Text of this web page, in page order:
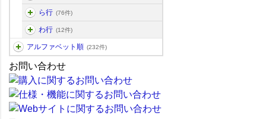
ら行 (76件)
わ行 (12件)
アルファベット順 (232件)
お問い合わせ